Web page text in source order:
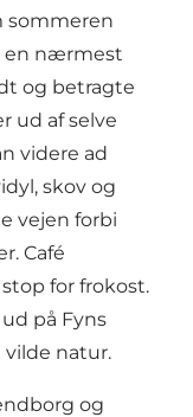
sommeren
en nærmest
og betragte
ud af selve
videre ad
skov og
vejen forbi
Café
for frokost.
på Fyns
vilde natur.
og